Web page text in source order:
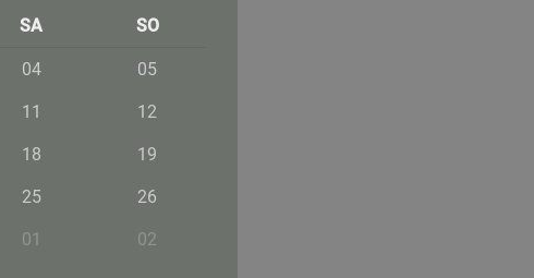
SA SO
04 05
11 12
18 19
25 26
01 02